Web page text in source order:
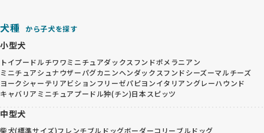
犬種 から子犬を探す
小型犬
トイプードルチワワミニチュアダックスフンドポメラニアン
ミニチュアシュナウザーパグカニンヘンダックスフンドシーズーマルチーズ
ヨークシャーテリアビションフリーゼパピヨンイタリアングレーハウンド
キャバリア ミニチュアプードル狆(チン)日本スピッツ
中型犬
柴犬(標準サイズ)フレンチブルドッグボーダーコリーブルドッグ